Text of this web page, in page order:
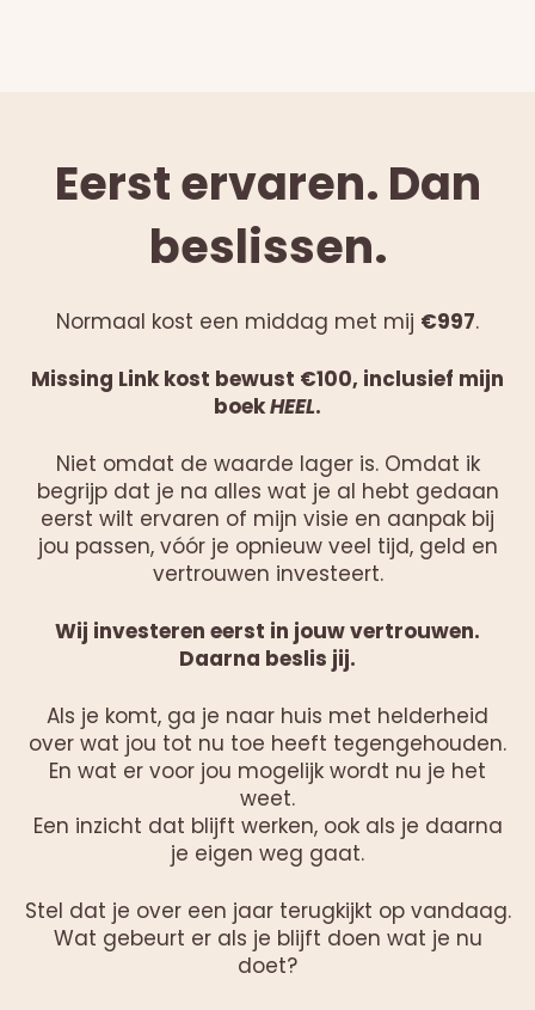
Eerst ervaren. Dan
beslissen.
Normaal kost een middag met mij €997.
Missing Link kost bewust €100, inclusief mijn
boekHEEL.
Niet omdat de waarde lager is. Omdat ik
begrijp dat je na alles wat je al hebt gedaan
eerst wilt ervaren of mijn visie en aanpak bij
jou passen, vóór je opnieuw veel tijd, geld en
vertrouwen investeert.
Wij investeren eerst in jouw vertrouwen.
Daarna beslis jij.
Als je komt, ga je naar huis met helderheid
over wat jou tot nu toe heeft tegengehouden.
En wat er voor jou mogelijk wordt nu je het
weet.
Een inzicht dat blijft werken, ook als je daarna
je eigen weg gaat.
Stel dat je over een jaar terugkijkt op vandaag.
Wat gebeurt er als je blijft doen wat je nu
doet?